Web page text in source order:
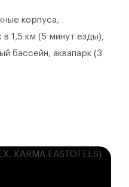
корпуса,
1,5 км (5 минут езды),
бассейн, аквапарк (3